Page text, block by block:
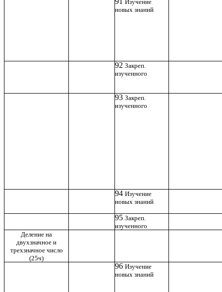
Изучение
новых знаний
92 Закреп.
изученного
93 Закреп.
изученного
94 Изучение
новых знаний
95 Закреп.
изученного
Деление на
двухзначное и
трехзначное число
(25ч)
96 Изучение
новых знаний